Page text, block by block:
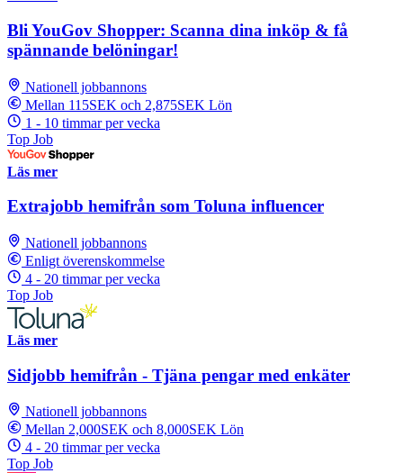
Bli YouGov Shopper: Scanna dina inköp & få
spännande belöningar!
Nationell jobbannons
Mellan 115SEK och 2,875SEK Lön
1 - 10 timmar per vecka
Top Job
Läs mer
Extrajobb hemifrån som Toluna influencer
Nationell jobbannons
Enligt överenskommelse
4 - 20 timmar per vecka
Top Job
Läs mer
Sidjobb hemifrån - Tjäna pengar med enkäter
Nationell jobbannons
Mellan 2,000SEK och 8,000SEK Lön
4 - 20 timmar per vecka
Top Job